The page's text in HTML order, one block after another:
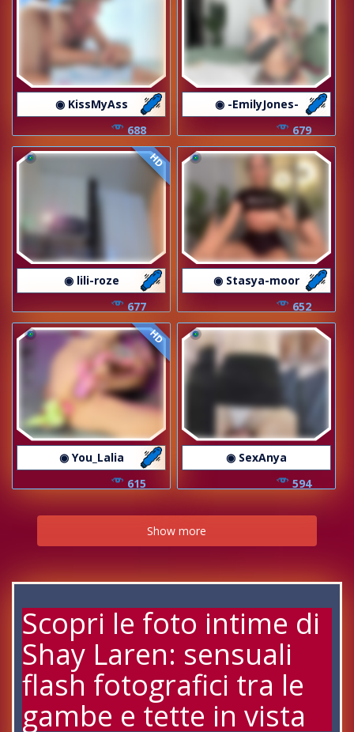
◉ KissMyAss
688
◉ -EmilyJones-
679
HD
◉ lili-roze
677
◉ Stasya-moor
652
HD
◉ You_Lalia
615
◉ SexAnya
594
Show more
Scopri le foto intime di
Shay Laren: sensuali
flash fotografici tra le
gambe e tette in vista